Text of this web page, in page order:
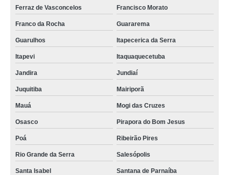
Ferraz de Vasconcelos Francisco Morato
Franco da Rocha Guararema
Guarulhos Itapecerica da Serra
Itapevi Itaquaquecetuba
Jandira Jundiaí
Juquitiba Mairiporã
Mauá Mogi das Cruzes
Osasco Pirapora do Bom Jesus
Poá Ribeirão Pires
Rio Grande da Serra Salesópolis
Santa Isabel Santana de Parnaíba